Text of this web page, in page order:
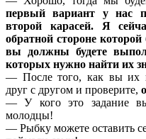
первый вариант у нас
второй карасей. Я
обратной стороне которой
вы должны будете
которых нужно найти их
— После того, как вы их
друг с другом и проверите,
— У кого это задание
молодцы!
— Рыбку можете оставить